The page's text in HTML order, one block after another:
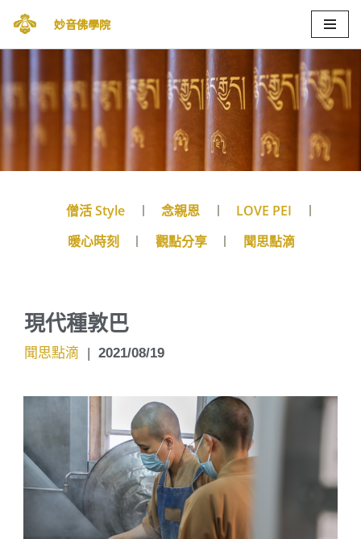
content
妙音佛學院
僧活 Style 念親恩
LOVE PEI
暖心時刻
觀點分享 聞思點滴
現代種敦巴
聞思點滴 | 2021/08/19